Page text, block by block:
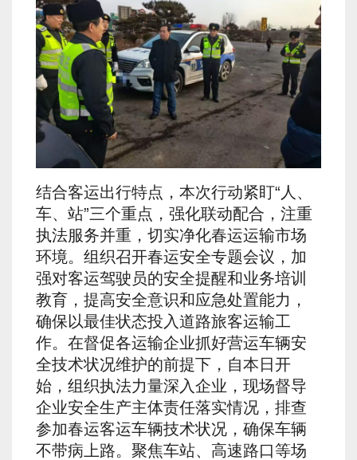
结合客运出行特点，本次行动紧盯“人、
车、站”三个重点，强化联动配合，注重
执法服务并重，切实净化春运运输市场
环境。组织召开春运安全专题会议，加
强对客运驾驶员的安全提醒和业务培训
教育，提高安全意识和应急处置能力，
确保以最佳状态投入道路旅客运输工
作。在督促各运输企业抓好营运车辆安
全技术状况维护的前提下，自本日开
始，组织执法力量深入企业，现场督导
企业安全生产主体责任落实情况，排查
参加春运客运车辆技术状况，确保车辆
不带病上路。聚焦车站、高速路口等场